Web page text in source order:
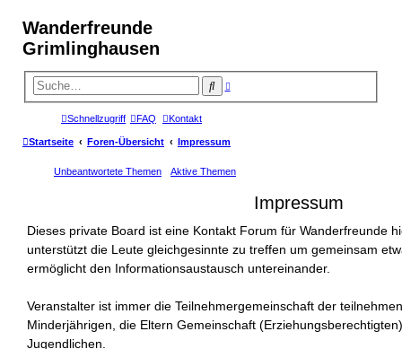
Wanderfreunde
Grimlinghausen
S
u
e
r
w
e
r
e
S
Schnellzugriff FAQ Kontakt
Startseite Foren-Übersicht Impressum
Unbeantwortete Themen Aktive Themen
Impressum
Dieses private Board ist eine Kontakt Forum für Wanderfreunde
unterstützt die Leute gleichgesinnte zu treffen um gemeinsam
ermöglicht den Informationsaustausch untereinander.
Veranstalter ist immer die Teilnehmergemeinschaft der
Minderjährigen, die Eltern Gemeinschaft
Jugendlichen.